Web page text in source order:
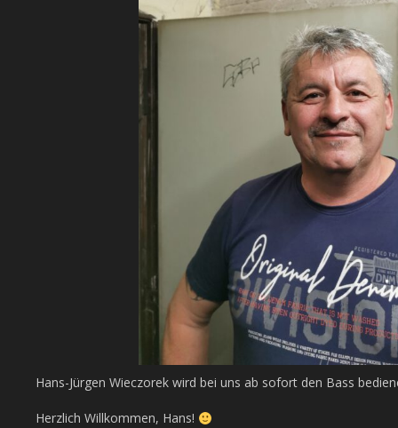
Hans-Jürgen Wieczorek wird bei uns ab sofort den Bass
Herzlich Willkommen, Hans!